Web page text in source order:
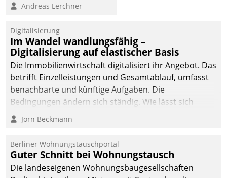
Softwareentwicklungshaus
Andreas Lerchner
Digitalisierung
Im Wandel wandlungsfähig –
Digitalisierung auf elastischer Basis
Die Immobilienwirtschaft digitalisiert ihr Angebot. Das
betrifft Einzelleistungen und Gesamtablauf, umfasst
benachbarte und künftige Aufgaben. Die
Bedingungen ändern sich ständig. Wie lässt sich
technisch die Kontrolle wahren und zugleich Freiraum
fürs Wachsen öffnen?
Jörn Beckmann
Berliner Wohnungstauschportal
Guter Schnitt bei Wohnungstausch
Die landeseigenen Wohnungsbaugesellschaften